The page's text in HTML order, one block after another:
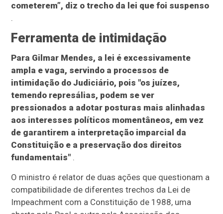
cometerem”, diz o trecho da lei que foi suspenso
.
Ferramenta de intimidação
Para Gilmar Mendes, a lei é excessivamente
ampla e vaga, servindo a processos de
intimidação do Judiciário, pois "os juízes,
temendo represálias, podem se ver
pressionados a adotar posturas mais alinhadas
aos interesses políticos momentâneos, em vez
de garantirem a interpretação imparcial da
Constituição e a preservação dos direitos
fundamentais" .
O ministro é relator de duas ações que questionam a
compatibilidade de diferentes trechos da Lei de
Impeachment com a Constituição de 1988, uma